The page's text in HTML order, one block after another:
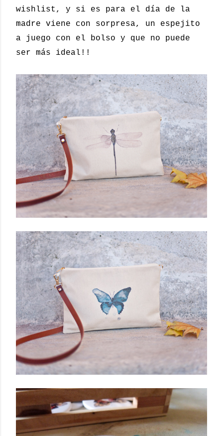
wishlist, y si es para el día de la
madre viene con sorpresa, un espejito
a juego con el bolso y que no puede
ser más ideal!!